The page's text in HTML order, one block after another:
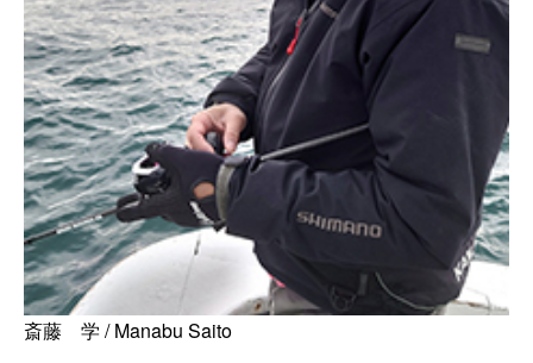
斎藤 学 / Manabu Saito